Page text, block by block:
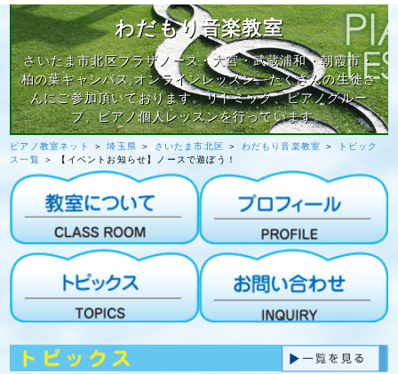
わだもり音楽教室
さいたま市北区プラザノース・大宮・武蔵浦和・朝霞市・
柏の葉キャンパス,オンラインレッスン。たくさんの生徒さ
んにご参加頂いております。リトミック、ピアノグルー
プ、ピアノ個人レッスンを行っています。
ピアノ教室ネット ＞埼玉県 ＞ さいたま市北区 ＞ わだもり音楽教室 ＞
トピック
ス一覧 ＞ 【イベントお知らせ】ノースで遊ぼう！